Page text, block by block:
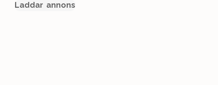
Laddar annons